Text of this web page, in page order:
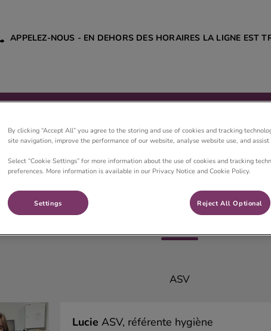
APPELEZ-NOUS - EN DEHORS DES HORAIRES LA LIGNE EST
Lucie
ASV
Lucie ASV, référente hygiène
By clicking “Accept All” you agree to the storing and use of cookies and tracking
site navigation, improve the performance of our website, analyse website use, and
Select “Cookie Settings” for more information about the use of cookies and tracking
preferences. More information is available in our Privacy Notice and Cookie Policy.
Settings Reject All Optional